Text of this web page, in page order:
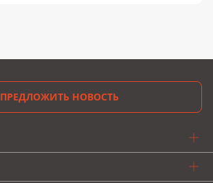
ПРЕДЛОЖИТЬ НОВОСТЬ